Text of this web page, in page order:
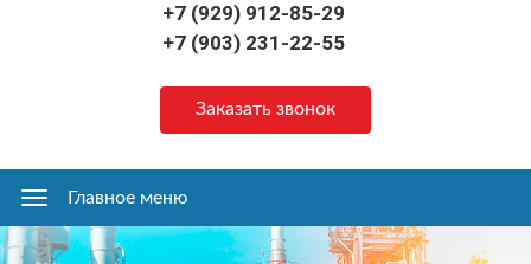
+7 (929) 912-85-29
+7 (903) 231-22-55
Заказать звонок
Главное
меню
Главное меню